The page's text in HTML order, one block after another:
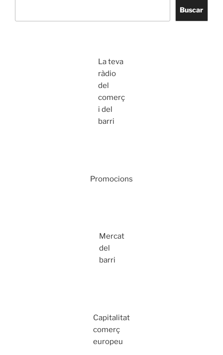
Buscar
La teva
ràdio
del
comerç
i del
barri
Promocions
Mercat
del
barri
Capitalitat
comerç
europeu